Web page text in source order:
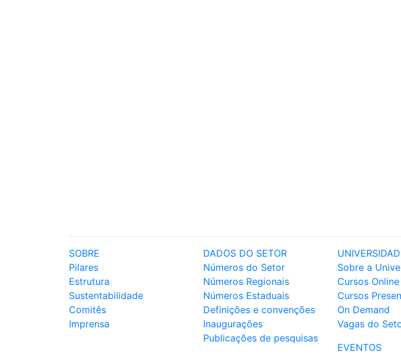
SOBRE
Pilares
Estrutura
Sustentabilidade
Comitês
Imprensa
DADOS DO SETOR
Números do Setor
Números Regionais
Números Estaduais
Definições e convenções
Inaugurações
Publicações de pesquisas
Sobre a
Cursos Online
Cursos
On Demand
Vagas do
EVENTOS